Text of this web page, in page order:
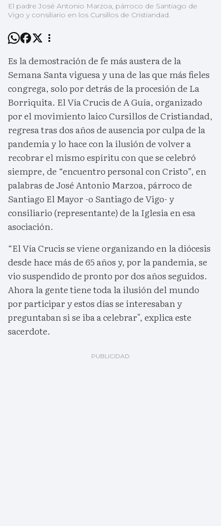
El padre José Antonio Marzoa, párroco de Santiago de
Vigo y consiliario en los Cursillos de Cristiandad.
Es la demostración de fe más austera de la
Semana Santa viguesa y una de las que más fieles
congrega, solo por detrás de la procesión de La
Borriquita. El Vía Crucis de A Guía, organizado
por el movimiento laico Cursillos de Cristiandad,
regresa tras dos años de ausencia por culpa de la
pandemia y lo hace con la ilusión de volver a
recobrar el mismo espíritu con que se celebró
siempre, de “encuentro personal con Cristo”, en
palabras de José Antonio Marzoa, párroco de
Santiago El Mayor -o Santiago de Vigo- y
consiliario (representante) de la Iglesia en esa
asociación.
“El Vía Crucis se viene organizando en la diócesis
desde hace más de 65 años y, por la pandemia, se
vio suspendido de pronto por dos años seguidos.
Ahora la gente tiene toda la ilusión del mundo
por participar y estos días se interesaban y
preguntaban si se iba a celebrar", explica este
sacerdote.